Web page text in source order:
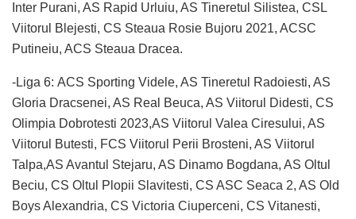
Inter Purani, AS Rapid Urluiu, AS Tineretul Silistea, CSL
Viitorul Blejesti, CS Steaua Rosie Bujoru 2021, ACSC
Putineiu, ACS Steaua Dracea.
-Liga 6: ACS Sporting Videle, AS Tineretul Radoiesti, AS
Gloria Dracsenei, AS Real Beuca, AS Viitorul Didesti, CS
Olimpia Dobrotesti 2023,AS Viitorul Valea Ciresului, AS
Viitorul Butesti, FCS Viitorul Perii Brosteni, AS Viitorul
Talpa,AS Avantul Stejaru, AS Dinamo Bogdana, AS Oltul
Beciu, CS Oltul Plopii Slavitesti, CS ASC Seaca 2, AS Old
Boys Alexandria, CS Victoria Ciuperceni, CS Vitanesti,